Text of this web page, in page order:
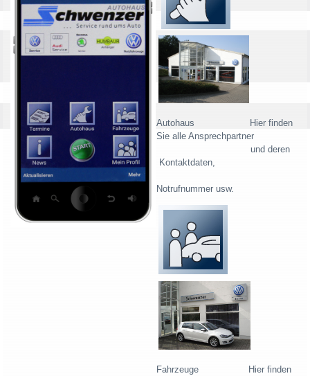
Autohaus Hier finden
Sie alle Ansprechpartner
und deren
Kontaktdaten,
Notrufnummer usw.
Fahrzeuge Hier finden